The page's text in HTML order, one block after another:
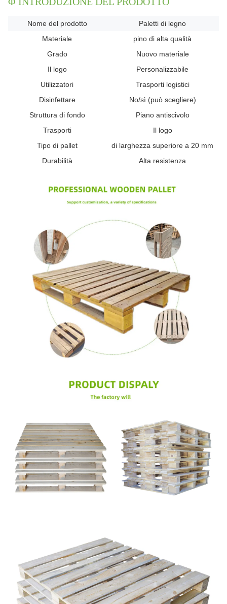
Nome del prodotto
Paletti di legno
Materiale
pino di alta qualità
Grado
Nuovo materiale
Il logo
Personalizzabile
Utilizzatori
Trasporti logistici
Disinfettare
No/sì (può scegliere)
Struttura di fondo
Piano antiscivolo
Trasporti
Il logo
Tipo di pallet
di larghezza superiore a 20 mm
Durabilità
Alta resistenza